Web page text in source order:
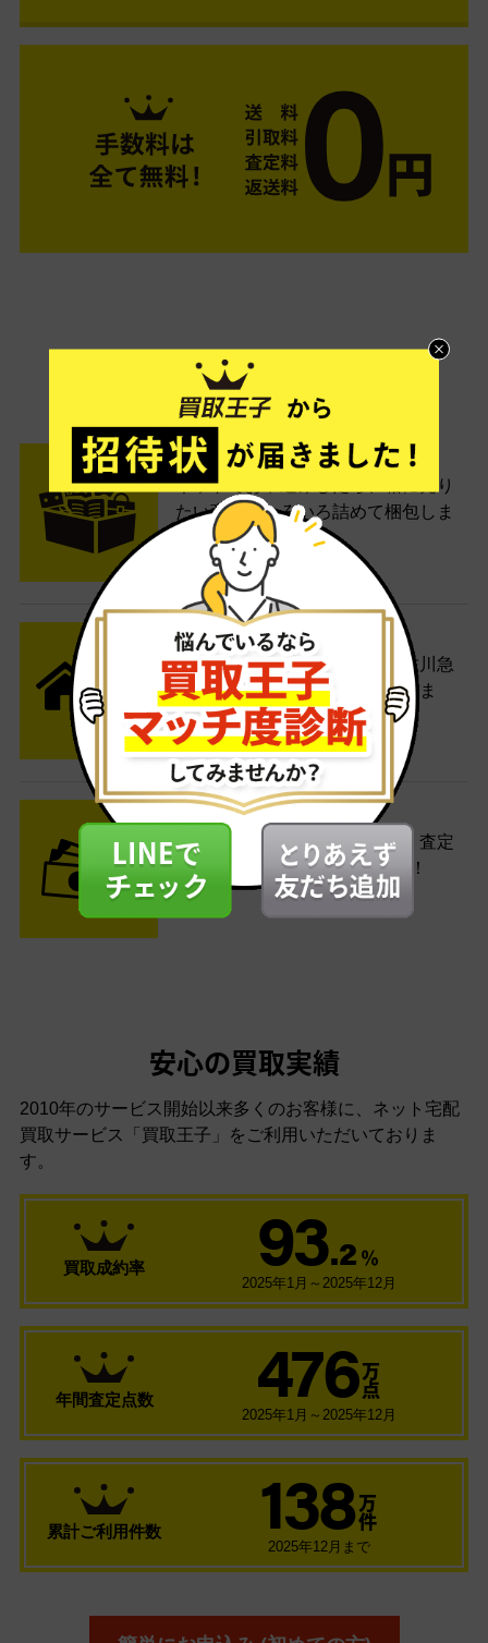
ご利用は簡単3ステップ
- FLOW -
STEP1 お申込み・梱包
ネットでお申込みしたら、箱に売り
たい商品をいろいろ詰めて梱包しま
STEP2 発送
送料無料でご自宅から発送！佐川急
便がご自宅まで引き取りに伺いま
す。
STEP3 ご入金
査定結果はメールでお知らせ。査定
結果がOKなら金額をお支払い！
安心の買取実績
2010年のサービス開始以来多くのお客様に、 ネット宅配
買取サービス「買取王子」をご利用いただいておりま
す。
買取成約率 93.2 ％
2025年1月～2025年12月
年間査定点数 476 万
点
2025年1月～2025年12月
累計ご利用件数 138 万
件
2025年12月まで